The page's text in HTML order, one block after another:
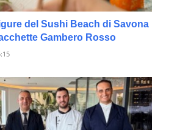
del Sushi Beach di Savona
Gambero Rosso